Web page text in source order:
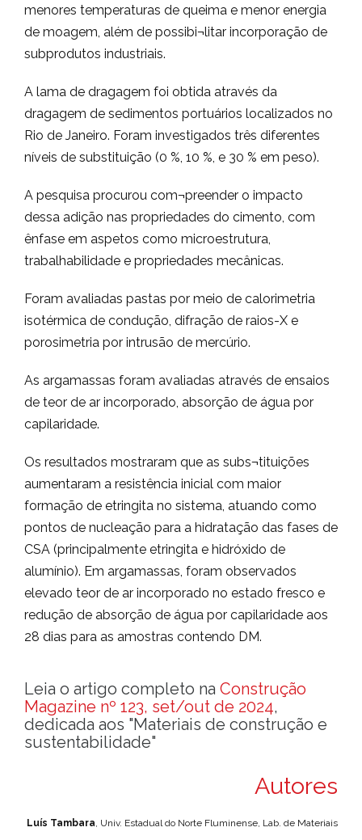
menores temperaturas de queima e menor energia
de moagem, além de possibi¬litar incorporação de
subprodutos industriais.
A lama de dragagem foi obtida através da
dragagem de sedimentos portuários localizados no
Rio de Janeiro. Foram investigados três diferentes
níveis de substituição (0 %, 10 %, e 30 % em peso).
A pesquisa procurou com¬preender o impacto
dessa adição nas propriedades do cimento, com
ênfase em aspetos como microestrutura,
trabalhabilidade e propriedades mecânicas.
Foram avaliadas pastas por meio de calorimetria
isotérmica de condução, difração de raios-X e
porosimetria por intrusão de mercúrio.
As argamassas foram avaliadas através de ensaios
de teor de ar incorporado, absorção de água por
capilaridade.
Os resultados mostraram que as subs¬tituições
aumentaram a resistência inicial com maior
formação de etringita no sistema, atuando como
pontos de nucleação para a hidratação das fases de
CSA (principalmente etringita e hidróxido de
alumínio). Em argamassas, foram observados
elevado teor de ar incorporado no estado fresco e
redução de absorção de água por capilaridade aos
28 dias para as amostras contendo DM.
Leia o artigo completo na Construção
Magazine nº 123, set/out de 2024,
dedicada aos "Materiais de construção e
sustentabilidade"
Autores
Luís Tambara, Univ. Estadual do Norte Fluminense, Lab. de Materiais